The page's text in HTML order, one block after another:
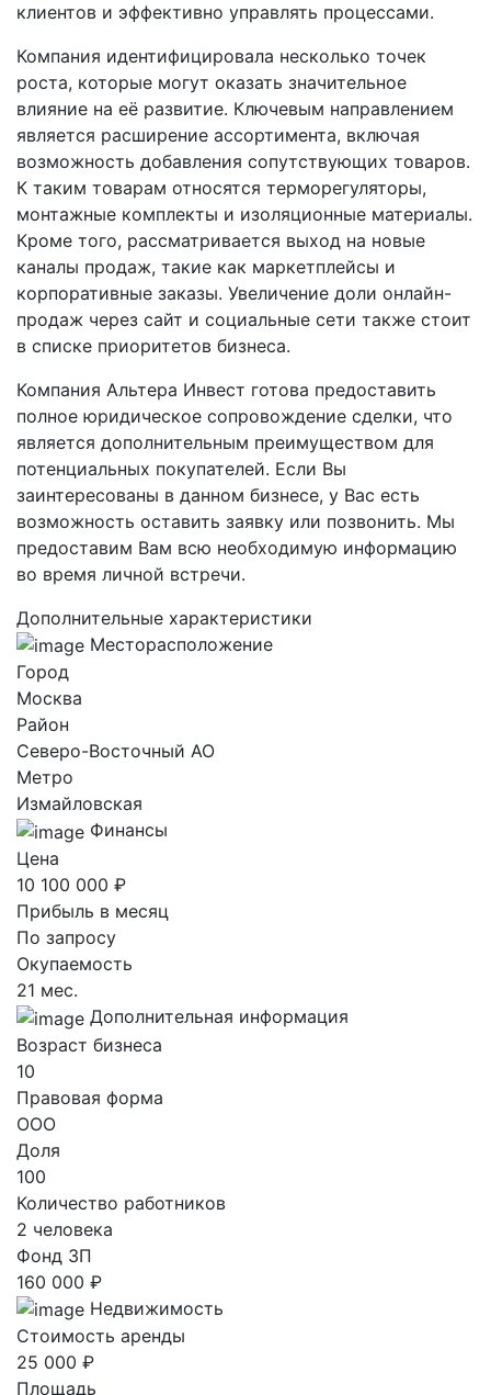
клиентов и эффективно управлять процессами.
Компания идентифицировала несколько точек
роста, которые могут оказать значительное
влияние на её развитие. Ключевым направлением
является расширение ассортимента, включая
возможность добавления сопутствующих товаров.
К таким товарам относятся терморегуляторы,
монтажные комплекты и изоляционные материалы.
Кроме того, рассматривается выход на новые
каналы продаж, такие как маркетплейсы и
корпоративные заказы. Увеличение доли онлайн-
продаж через сайт и социальные сети также стоит
в списке приоритетов бизнеса.
Компания Альтера Инвест готова предоставить
полное юридическое сопровождение сделки, что
является дополнительным преимуществом для
потенциальных покупателей. Если Вы
заинтересованы в данном бизнесе, у Вас есть
возможность оставить заявку или позвонить. Мы
предоставим Вам всю необходимую информацию
во время личной встречи.
Дополнительные характеристики
Месторасположение
Город
Москва
Район
Северо-Восточный AO
Метро
Измайловская
Финансы
Цена
10 100 000 ₽
Прибыль в месяц
По запросу
Окупаемость
21 мес.
Дополнительная информация
Возраст бизнеса
10
Правовая форма
ООО
Доля
100
Количество работников
2 человека
Фонд ЗП
160 000 ₽
Недвижимость
Стоимость аренды
25 000 ₽
Площадь